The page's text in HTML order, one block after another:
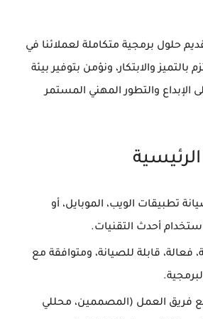
حلول برمجية متكاملة لعملائنا في
والابتكار، ونؤمن بتوفير بيئة
والتطور المهني المستمر
تطبيقات الويب، الموبايل، أو
أحدث التقنيات.
فعالة، قابلة للصيانة، ومتوافقة مع
مع فريق العمل (المصممين، محللي